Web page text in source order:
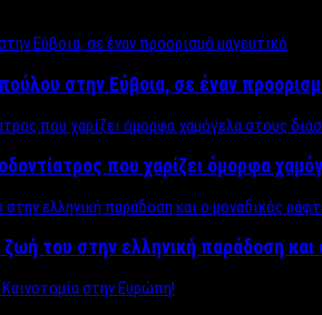
στην Εύβοια, σε έναν
που χαρίζει όμορφα
του στην ελληνική παράδοση